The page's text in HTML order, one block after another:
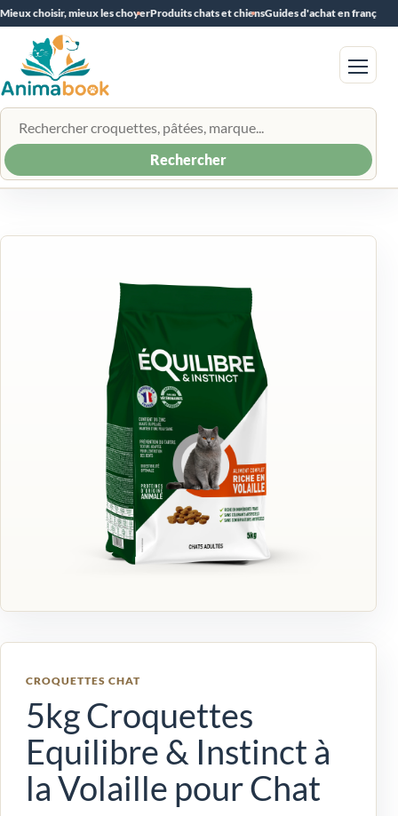
Mieux choisir, mieux les choyerProduits chats et chiensGuides d'achat en français
Rechercher un produit
Rechercher
Menu
CROQUETTES CHAT
5kg Croquettes
Equilibre & Instinct à
la Volaille pour Chat